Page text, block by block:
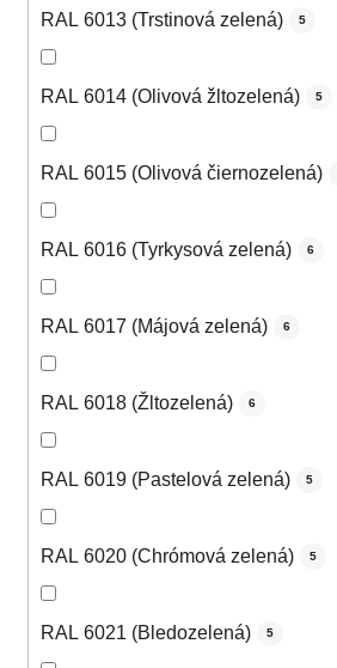
RAL 6013 (Trstinová zelená) 5
RAL 6014 (Olivová žltozelená) 5
RAL 6015 (Olivová čiernozelená)
RAL 6016 (Tyrkysová zelená) 6
RAL 6017 (Májová zelená) 6
RAL 6018 (Žltozelená) 6
RAL 6019 (Pastelová zelená) 5
RAL 6020 (Chrómová zelená) 5
RAL 6021 (Bledozelená) 5